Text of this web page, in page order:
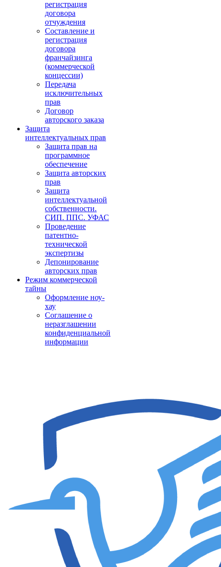
регистрация
договора
отчуждения
Составление и
регистрация
договора
франчайзинга
(коммерческой
концессии)
Передача
исключительных
прав
Договор
авторского заказа
Защита
интеллектуальных прав
Защита прав на
программное
обеспечение
Защита авторских
прав
Защита
интеллектуальной
собственности.
СИП. ППС. УФАС
Проведение
патентно-
технической
экспертизы
Депонирование
авторских прав
Режим коммерческой
тайны
Оформление ноу-
хау
Соглашение о
неразглашении
конфиденциальной
информации